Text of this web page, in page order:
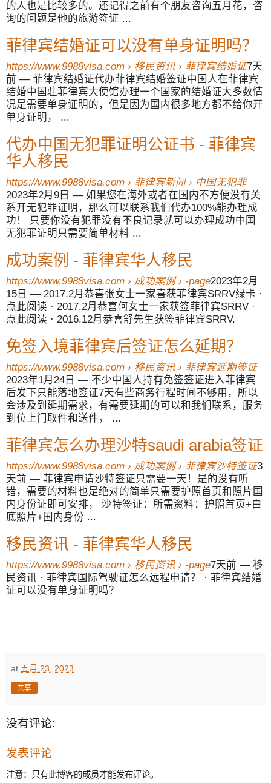
的人也是比较多的。还记得之前有个朋友咨询五月花，咨
询的问题是他的旅游签证 ...
菲律宾结婚证可以没有单身证明吗？
https://www.9988visa.com › 移民资讯 › 菲律宾结婚证7天
前 — 菲律宾结婚证代办菲律宾结婚签证中国人在菲律宾
结婚中国驻菲律宾大使馆办理一个国家的结婚证大多数情
况是需要单身证明的，但是因为国内很多地方都不给你开
单身证明， ...
代办中国无犯罪证明公证书 - 菲律宾
华人移民
https://www.9988visa.com › 菲律宾新闻 › 中国无犯罪
2023年2月9日 — 如果您在海外或者在国内不方便没有关
系开无犯罪证明，那么可以联系我们代办100%能办理成
功！ 只要你没有犯罪没有不良记录就可以办理成功中国
无犯罪证明只需要简单材料 ...
成功案例 - 菲律宾华人移民
https://www.9988visa.com › 成功案例 › -page2023年2月
15日 — 2017.2月恭喜张女士一家喜获菲律宾SRRV绿卡 ·
点此阅读 · 2017.2月恭喜何女士一家获签菲律宾SRRV ·
点此阅读 · 2016.12月恭喜舒先生获签菲律宾SRRV.
免签入境菲律宾后签证怎么延期？
https://www.9988visa.com › 移民资讯 › 菲律宾延期签证
2023年1月24日 — 不少中国人持有免签签证进入菲律宾
后发下只能落地签证7天有些商务行程时间不够用，所以
会涉及到延期需求，有需要延期的可以和我们联系，服务
到位上门取件和送件， ...
菲律宾怎么办理沙特saudi arabia签证
https://www.9988visa.com › 成功案例 › 菲律宾沙特签证3
天前 — 菲律宾申请沙特签证只需要一天！是的没有听
错，需要的材料也是绝对的简单只需要护照首页和照片国
内身份证即可安排， 沙特签证：所需资料：护照首页+白
底照片+国内身份 ...
移民资讯 - 菲律宾华人移民
https://www.9988visa.com › 移民资讯 › -page7天前 — 移
民资讯 · 菲律宾国际驾驶证怎么远程申请？ · 菲律宾结婚
证可以没有单身证明吗？
at 五月 23, 2023
共享
没有评论:
发表评论
注意：只有此博客的成员才能发布评论。